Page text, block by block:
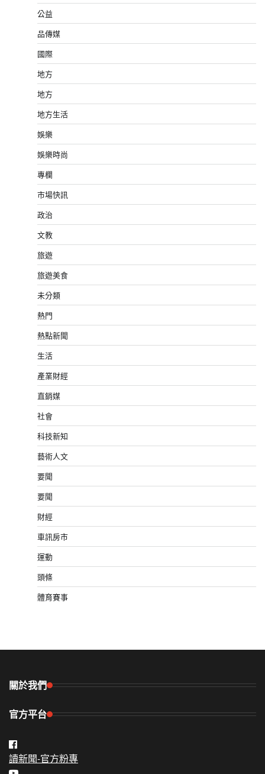
公益
品傳媒
國際
地方
地方
地方生活
娛樂
娛樂時尚
專欄
市場快訊
政治
文教
旅遊
旅遊美食
未分類
熱門
熱點新聞
生活
產業財經
直銷媒
社會
科技新知
藝術人文
要聞
要聞
財經
車訊房市
運動
頭條
體育賽事
關於我們
官方平台
讀新聞-官方粉專